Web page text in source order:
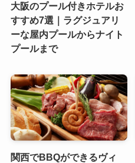
大阪のプール付きホテルお
すすめ7選｜ラグジュアリ
ーな屋内プールからナイト
プールまで
関西でBBQができるヴィ